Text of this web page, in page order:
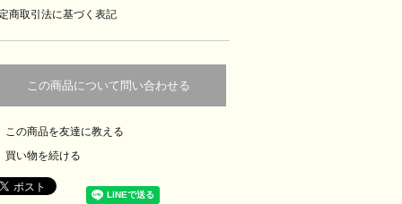
商取引法に基づく表記
この商品について問い合わせる
この商品を友達に教える
買い物を続ける